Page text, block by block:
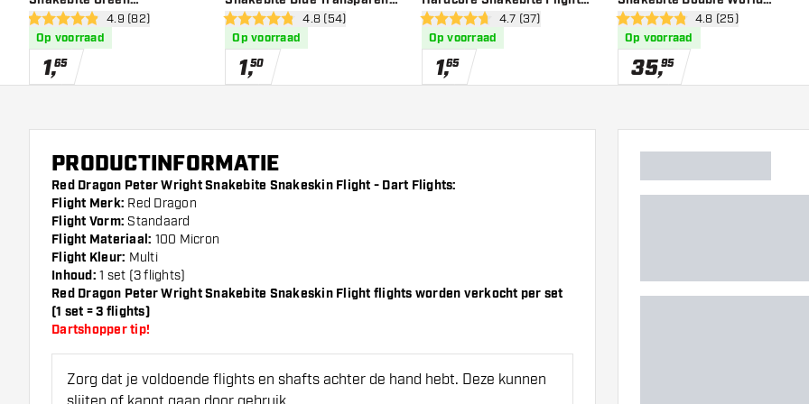
Transparent - Dart Flights
open reviews drawer
4.9 score sterren4.9 (82)
Op voorraad
1,65
- Dart Flightsopen reviews drawer
4.8 score sterren4.8 (54)
Op voorraad
1,50
White - Dart Flightsopen reviews drawer
4.7 score sterren4.7 (37)
Op voorraad
1,65
Champion Flight Collection -
Dart Flights
open reviews
4.8 score sterren4.8 (25)
Op voorraad
35,95
PRODUCTINFORMATIE
Red Dragon Peter Wright Snakebite Snakeskin Flight - Dart Flights:
Flight Merk: Red Dragon
Flight Vorm: Standaard
Flight Materiaal: 100 Micron
Flight Kleur: Multi
Inhoud: 1 set (3 flights)
Red Dragon Peter Wright Snakebite Snakeskin Flight flights worden verkocht per set
(1 set = 3 flights)
Dartshopper tip!
Zorg dat je voldoende flights en shafts achter de hand hebt. Deze kunnen